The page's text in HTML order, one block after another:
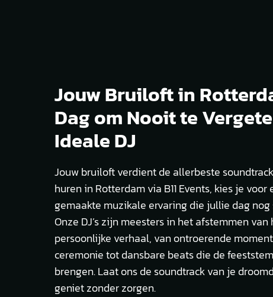
Jouw Bruiloft in
Dag om Nooit te
Ideale DJ
Jouw bruiloft verdient de allerbeste
huren in Rotterdam via B11 Events, kies je
gemaakte muzikale ervaring die jullie dag
Onze DJ’s zijn meesters in het afstemmen
persoonlijke verhaal, van ontroerende
ceremonie tot dansbare beats die de
brengen. Laat ons de soundtrack van je
geniet zonder zorgen.